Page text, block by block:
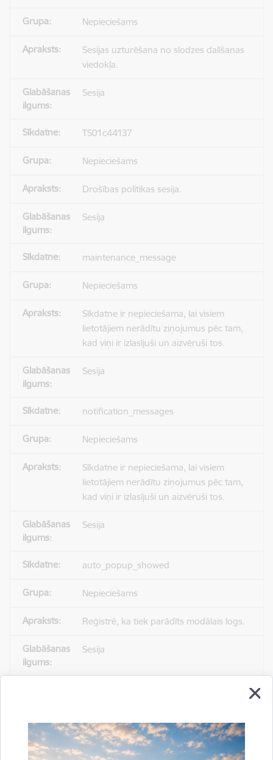
Nepieciešams
Sesijas uzturēšana no slodzes dalīšanas
viedokļa.
Sesija
TS01c44137
Nepieciešams
Drošības politikas sesija.
Sesija
maintenance_message
Nepieciešams
Sīkdatne ir nepieciešama, lai visiem
lietotājiem nerādītu ziņojumus pēc tam,
kad viņi ir izlasījuši un aizvēruši tos.
Sesija
notification_messages
Nepieciešams
Sīkdatne ir nepieciešama, lai visiem
lietotājiem nerādītu ziņojumus pēc tam,
kad viņi ir izlasījuši un aizvēruši tos.
Sesija
auto_popup_showed
Nepieciešams
Reģistrē, ka tiek parādīts modālais logs.
Sesija
uzlabotu vietnes darbību un
pakalpojumus)